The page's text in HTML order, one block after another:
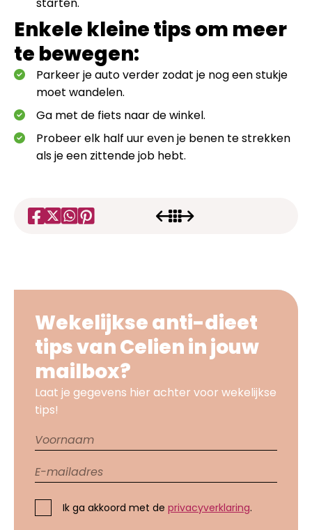
Enkele kleine tips om meer
te bewegen:
Parkeer je auto verder zodat je nog een stukje
moet wandelen.
Ga met de fiets naar de winkel.
Probeer elk half uur even je benen te strekken
als je een zittende job hebt.
Wekelijkse anti-dieet
tips van Celien in jouw
mailbox?
Laat je gegevens hier achter voor wekelijkse
tips!
Ik ga akkoord met de privacyverklaring.